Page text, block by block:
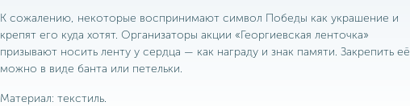
К сожалению, некоторые воспринимают символ Победы как украшение и
крепят его куда хотят. Организаторы акции «Георгиевская ленточка»
призывают носить ленту у сердца — как награду и знак памяти. Закрепить её
можно в виде банта или петельки.
Материал: текстиль.